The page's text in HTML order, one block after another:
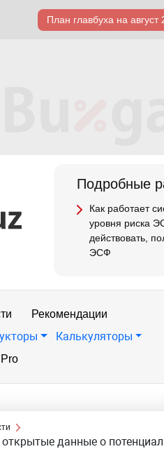
План главбуха на август
Подробные
Как работает
уровня риска
действовать,
ЭСФ
Рекомендации
Калькуляторы
данные о